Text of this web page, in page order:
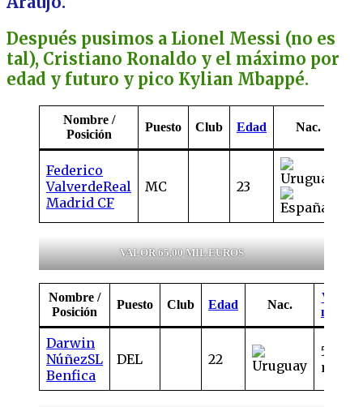
Después pusimos a Lionel Messi (no es
tal), Cristiano Ronaldo y el máximo por
edad y futuro y pico Kylian Mbappé.
Nombre /
Posición
Puesto Club Edad Nac.
Federico
ValverdeReal
Madrid CF
MC 23
VALOR 65,00 MIL EUROS
Nombre /
Posición
Puesto Club Edad Nac.
Valor
Darwin
NúñezSL
Benfica
DEL 22
55,00
mill. €